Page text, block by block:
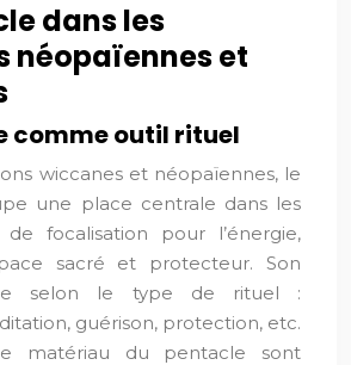
dans les
néopaïennes et
comme outil rituel
wiccanes et néopaïennes, le
une place centrale dans les
focalisation pour l’énergie,
sacré et protecteur. Son
selon le type de rituel :
guérison, protection, etc.
matériau du pentacle sont